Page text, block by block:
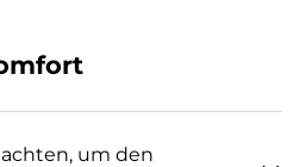
um den